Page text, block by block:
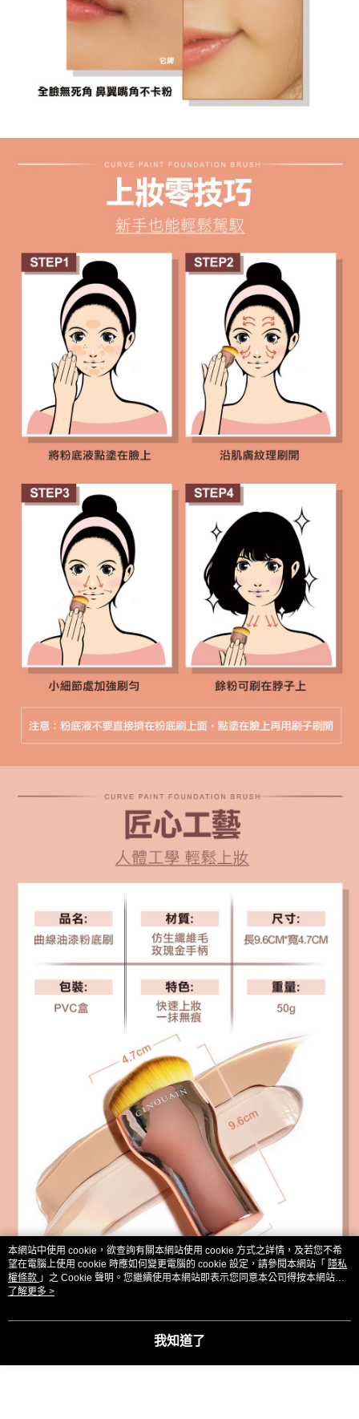
本網站中使用 cookie，欲查詢有關本網站使用 cookie 方式之詳情，及若您不希
望在電腦上使用 cookie 時應如何變更電腦的 cookie 設定，請參閱本網站「 隱私
權條款 」之 Cookie 聲明。您繼續使用本網站即表示您同意本公司得按本網站使
用條款之 Cookie 聲明使用 cookie。
了解更多 >
我知道了